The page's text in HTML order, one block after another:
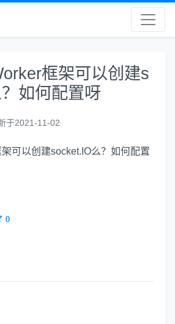
框架可以创建s
如何配置呀
于2021-11-02
可以创建socket.IO么？如何配置
0